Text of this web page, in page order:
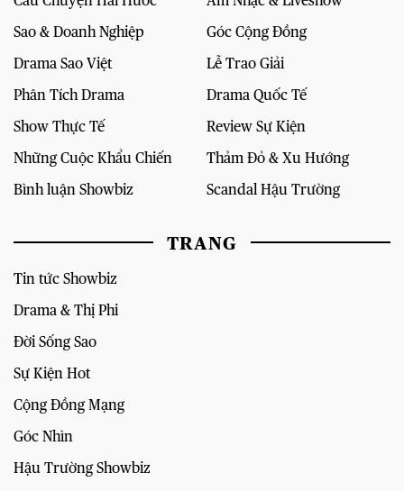
Sao & Doanh Nghiệp
Góc Cộng Đồng
Drama Sao Việt
Lễ Trao Giải
Phân Tích Drama
Drama Quốc Tế
Show Thực Tế
Review Sự Kiện
Những Cuộc Khẩu Chiến
Thảm Đỏ & Xu Hướng
Bình luận Showbiz
Scandal Hậu Trường
TRANG
Tin tức Showbiz
Drama & Thị Phi
Đời Sống Sao
Sự Kiện Hot
Cộng Đồng Mạng
Góc Nhìn
Hậu Trường Showbiz